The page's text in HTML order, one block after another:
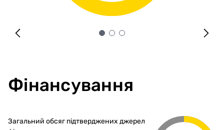
Фінансування
Загальний обсяг підтверджених джерел